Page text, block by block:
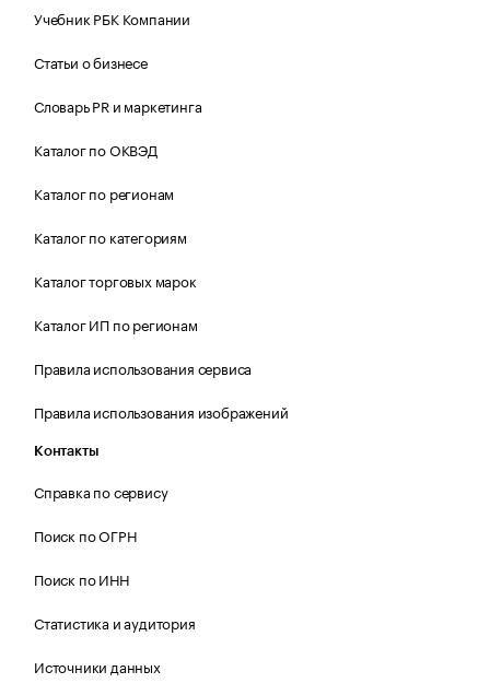
Учебник РБК Компании
Статьи о бизнесе
Словарь PR и маркетинга
Каталог по ОКВЭД
Каталог по регионам
Каталог по категориям
Каталог торговых марок
Каталог ИП по регионам
Правила использования сервиса
Правила использования изображений
Контакты
Справка по сервису
Поиск по ОГРН
Поиск по ИНН
Статистика и аудитория
Источники данных